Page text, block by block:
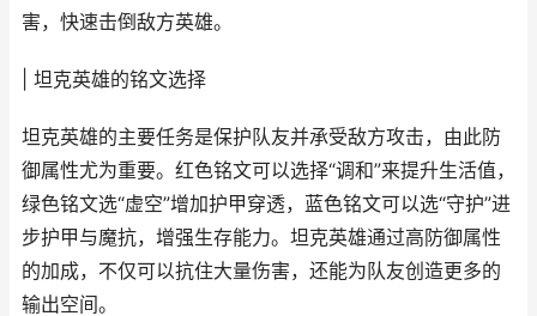
害，快速击倒敌方英雄。
| 坦克英雄的铭文选择
坦克英雄的主要任务是保护队友并承受敌方攻击，由此防
御属性尤为重要。红色铭文可以选择“调和”来提升生活值，
绿色铭文选“虚空”增加护甲穿透，蓝色铭文可以选“守护”进
步护甲与魔抗，增强生存能力。坦克英雄通过高防御属性
的加成，不仅可以抗住大量伤害，还能为队友创造更多的
输出空间。